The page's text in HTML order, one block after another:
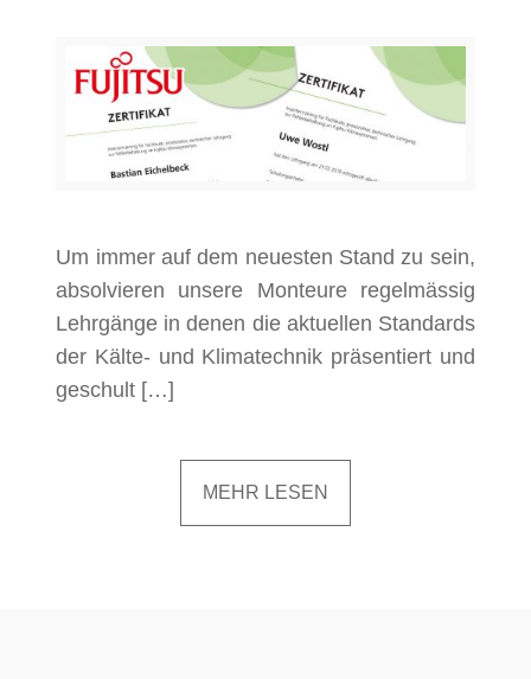
Um immer auf dem neuesten Stand zu sein,
absolvieren unsere Monteure regelmässig
Lehrgänge in denen die aktuellen Standards
der Kälte- und Klimatechnik präsentiert und
geschult […]
MEHR LESEN